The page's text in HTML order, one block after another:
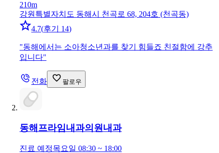
210m
강원특별자치도 동해시 천곡로 68, 204호 (천곡동)
4.7(후기 14)
"동해에서는 소아청소년과를 찾기 힘들죠 친절함에 강추
입니다"
전화 팔로우
동해프라임내과의원 내과
진료 예정목요일 08:30 ~ 18:00